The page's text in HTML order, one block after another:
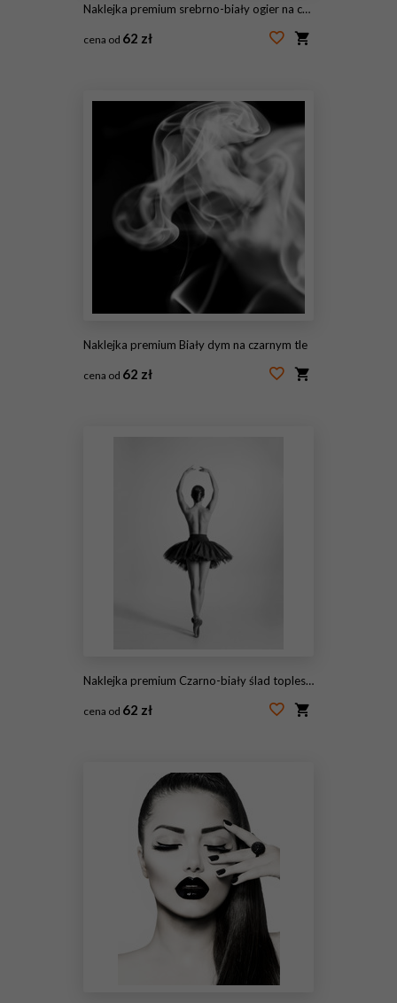
Naklejka premium srebrno-biały ogier na czarno
cena od 62 zł
Naklejka premium Biały dym na czarnym tle
cena od 62 zł
Naklejka premium Czarno-biały ślad topless tancerki baletowej
cena od 62 zł